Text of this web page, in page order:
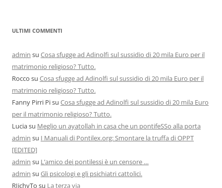
ULTIMI COMMENTI
admin su Cosa sfugge ad Adinolfi sul sussidio di 20 mila Euro per il
matrimonio religioso? Tutto.
Rocco su Cosa sfugge ad Adinolfi sul sussidio di 20 mila Euro per il
matrimonio religioso? Tutto.
Fanny Pirri Pisu Cosa sfugge ad Adinolfi sul sussidio di 20 mila Euro
per il matrimonio religioso? Tutto.
Luciasu Meglio un ayatollah in casa che un pontifeSSo alla porta
admin su I Manuali di Pontilex.org: Smontare la truffa di OPPT
[EDITED]
admin su L’amico dei pontilessi è un censore …
admin su Gli psicologi e gli psichiatri cattolici.
RIichyTo su La terza via